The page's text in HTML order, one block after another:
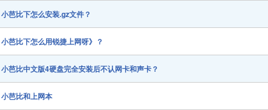
小芭比下怎么安装.gz文件？
小芭比下怎么用锐捷上网呀》？
小芭比中文版4硬盘完全安装后不认网卡和声卡？
小芭比和上网本